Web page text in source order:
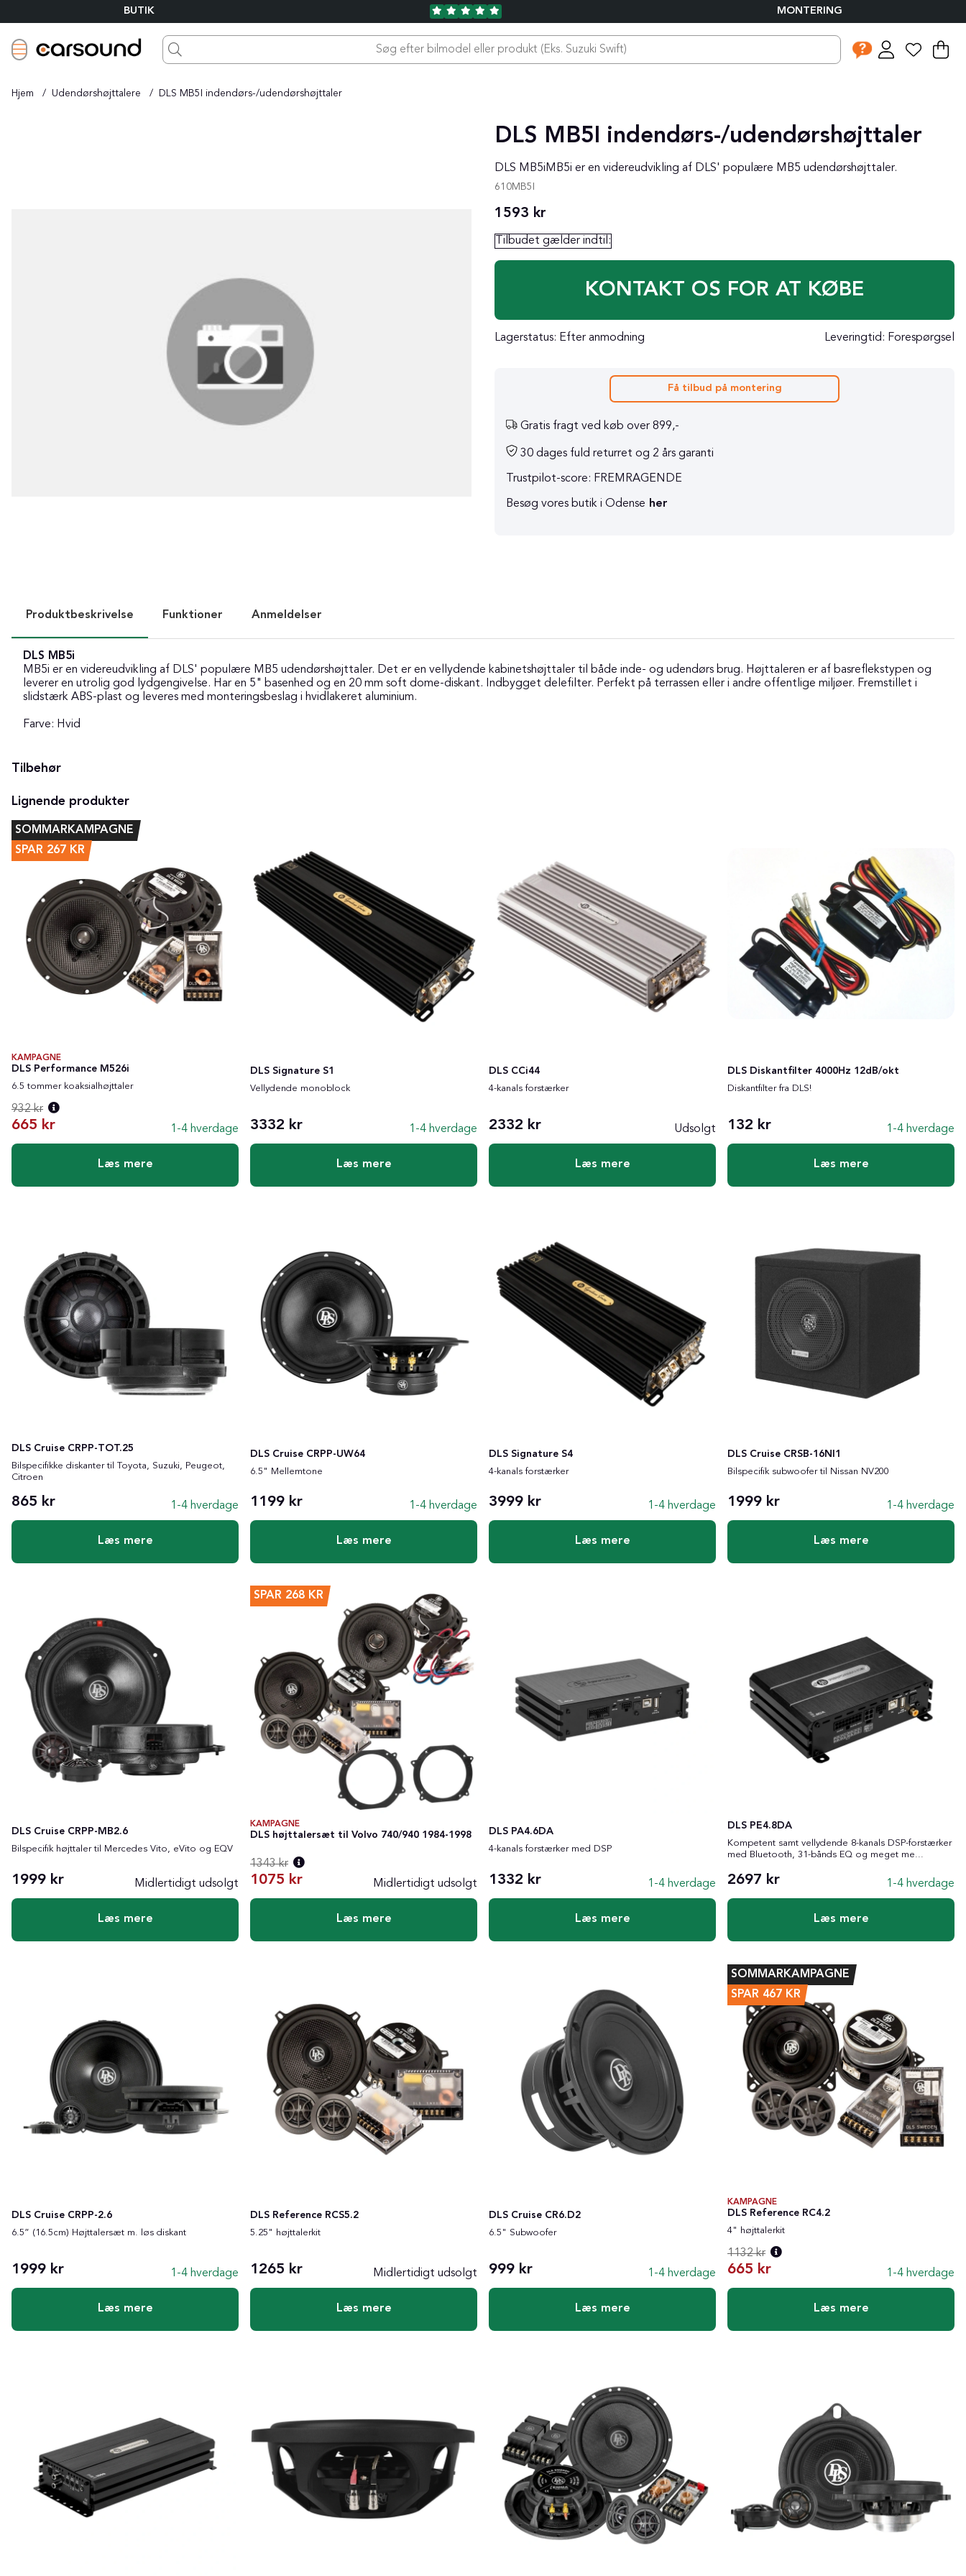
BUTIK MONTERING
.
Hjem Udendørshøjttalere DLS MB5I indendørs-/udendørshøjttaler
DLS MB5I indendørs-/udendørshøjttaler
DLS MB5iMB5i er en videreudvikling af DLS' populære MB5 udendørshøjttaler.
610MB5I
1593 kr
Tilbudet gælder indtil:
KONTAKT OS FOR AT KØBE
Lagerstatus: Efter anmodning Leveringtid: Forespørgsel
Få tilbud på montering
Gratis fragt ved køb over 899,-
30 dages fuld returret og 2 års garanti
Trustpilot-score: FREMRAGENDE
Besøg vores butik i Odense her
Produktbeskrivelse Funktioner Anmeldelser
DLS MB5i
MB5i er en videreudvikling af DLS' populære MB5 udendørshøjttaler. Det er en vellydende kabinetshøjttaler til både inde- og udendørs brug. Højttaleren er af basreflekstypen og
leverer en utrolig god lydgengivelse. Har en 5" basenhed og en 20 mm soft dome-diskant. Indbygget delefilter. Perfekt på terrassen eller i andre offentlige miljøer. Fremstillet i
slidstærk ABS-plast og leveres med monteringsbeslag i hvidlakeret aluminium.
Farve: Hvid
Tilbehør
Lignende produkter
SOMMARKAMPAGNE
SPAR 267 KR
KAMPAGNE
DLS Performance M526i
6.5 tommer koaksialhøjttaler
665 kr
Normalpris:
932 kr
1-4 hverdage
Læs mere
DLS Signature S1
Vellydende monoblock
3332 kr 1-4 hverdage
Læs mere
DLS CCi44
4-kanals forstærker
2332 kr Udsolgt
Læs mere
DLS Diskantfilter 4000Hz 12dB/okt
Diskantfilter fra DLS!
132 kr 1-4 hverdage
Læs mere
DLS Cruise CRPP-TOT.25
Bilspecifikke diskanter til Toyota, Suzuki, Peugeot,
Citroen
865 kr 1-4 hverdage
Læs mere
DLS Cruise CRPP-UW64
6.5" Mellemtone
1199 kr 1-4 hverdage
Læs mere
DLS Signature S4
4-kanals forstærker
3999 kr 1-4 hverdage
Læs mere
DLS Cruise CRSB-16NI1
Bilspecifik subwoofer til Nissan NV200
1999 kr 1-4 hverdage
Læs mere
DLS Cruise CRPP-MB2.6
Bilspecifik højttaler til Mercedes Vito, eVito og EQV
1999 kr Midlertidigt udsolgt
Læs mere
SPAR 268 KR
KAMPAGNE
DLS højttalersæt til Volvo 740/940 1984-1998
1075 kr
Normalpris:
1343 kr
Midlertidigt udsolgt
Læs mere
DLS PA4.6DA
4-kanals forstærker med DSP
1332 kr 1-4 hverdage
Læs mere
DLS PE4.8DA
Kompetent samt vellydende 8-kanals DSP-forstærker
med Bluetooth, 31-bånds EQ og meget me...
2697 kr 1-4 hverdage
Læs mere
DLS Cruise CRPP-2.6
6.5” (16.5cm) Højttalersæt m. løs diskant
1999 kr 1-4 hverdage
Læs mere
DLS Reference RCS5.2
5.25" højttalerkit
1265 kr Midlertidigt udsolgt
Læs mere
DLS Cruise CR6.D2
6.5" Subwoofer
999 kr 1-4 hverdage
Læs mere
SOMMARKAMPAGNE
SPAR 467 KR
KAMPAGNE
DLS Reference RC4.2
4" højttalerkit
665 kr
Normalpris:
1132 kr
1-4 hverdage
Læs mere